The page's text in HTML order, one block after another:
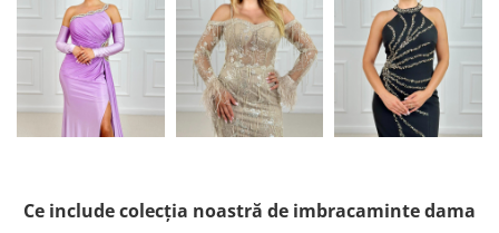
Ce include colecția noastră de imbracaminte dama